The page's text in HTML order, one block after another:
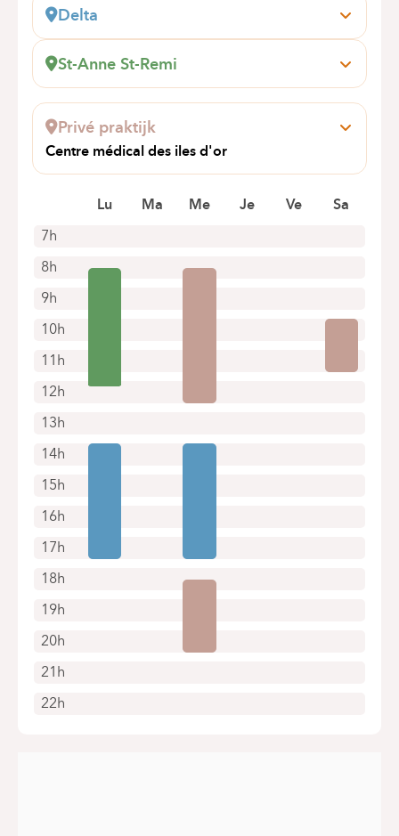
Delta
Boulevard du Triomphe, 201
1160 Bruxelles (Auderghem)
Alleen telefonische afspraken
St-Anne St-Remi
Boulevard Jules Graindor, 66
1070 Anderlecht
Boek online een afspraak
Privé praktijk
Centre médical des iles d'or
Avenue Hymans 117
7h
8h
9h
10h
11h
12h
13h
14h
15h
16h
17h
18h
19h
20h
21h
22h
Lu Ma Me Je Ve Sa